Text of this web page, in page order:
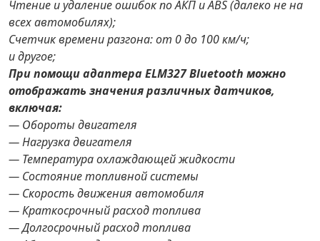
Чтение и удаление ошибок по АКП и ABS (далеко не на
всех автомобилях);
Счетчик времени разгона: от 0 до 100 км/ч;
и другое;
При помощи адаптера ELM327 Bluetooth можно
отображать значения различных датчиков,
включая:
— Обороты двигателя
— Нагрузка двигателя
— Температура охлаждающей жидкости
— Состояние топливной системы
— Скорость движения автомобиля
— Краткосрочный расход топлива
— Долгосрочный расход топлива